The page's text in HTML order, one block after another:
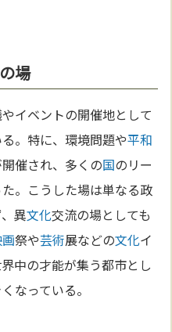
場
イベントの開催地として
。特に、環境問題や平和
催され、多くの国のリー
。こうした場は単なる政
異文化交流の場としても
祭や芸術展などの文化イ
中の才能が集う都市とし
なっている。